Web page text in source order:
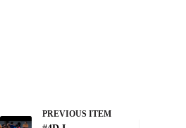
PREVIOUS ITEM